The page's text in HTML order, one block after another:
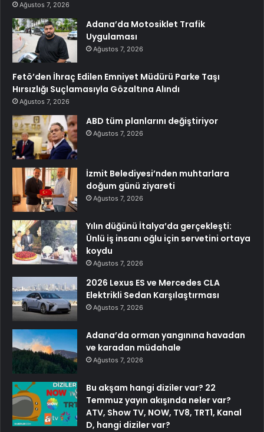
Ağustos 7, 2026
Adana’da Motosiklet Trafik
Uygulaması
Ağustos 7, 2026
Fetö’den İhraç Edilen Emniyet Müdürü Parke Taşı
Hırsızlığı Suçlamasıyla Gözaltına Alındı
Ağustos 7, 2026
ABD tüm planlarını değiştiriyor
Ağustos 7, 2026
İzmit Belediyesi’nden muhtarlara
doğum günü ziyareti
Ağustos 7, 2026
Yılın düğünü İtalya’da gerçekleşti:
Ünlü iş insanı oğlu için servetini ortaya
koydu
Ağustos 7, 2026
2026 Lexus ES ve Mercedes CLA
Elektrikli Sedan Karşılaştırması
Ağustos 7, 2026
Adana’da orman yangınına havadan
ve karadan müdahale
Ağustos 7, 2026
Bu akşam hangi diziler var? 22
Temmuz yayın akışında neler var?
ATV, Show TV, NOW, TV8, TRT1, Kanal
D, hangi diziler var?